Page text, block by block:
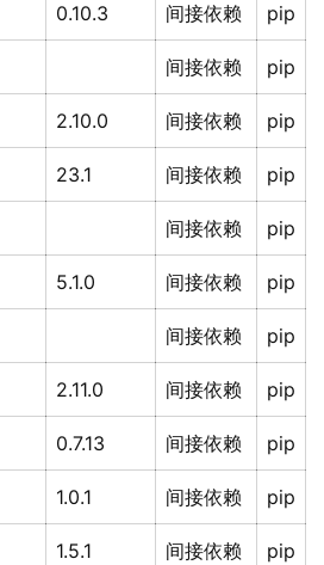
0.10.3 间接依赖 pip
间接依赖 pip
2.10.0 间接依赖 pip
23.1 间接依赖 pip
间接依赖 pip
5.1.0 间接依赖 pip
间接依赖 pip
2.11.0 间接依赖 pip
0.7.13 间接依赖 pip
1.0.1 间接依赖 pip
1.5.1 间接依赖 pip